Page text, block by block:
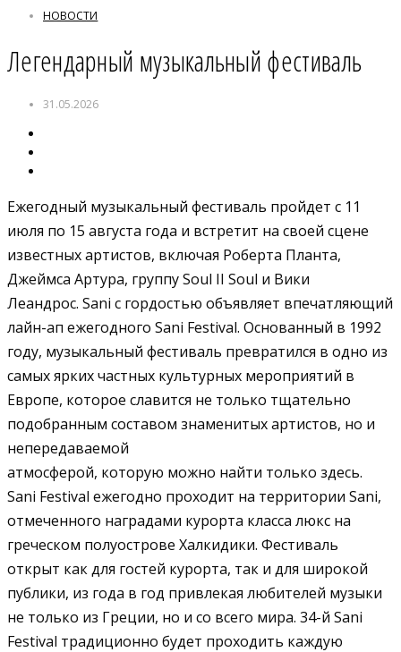
НОВОСТИ
Легендарный музыкальный фестиваль
31.05.2026
Ежегодный музыкальный фестиваль пройдет с 11
июля по 15 августа года и встретит на своей сцене
известных артистов, включая Роберта Планта,
Джеймса Артура, группу Soul II Soul и Вики
Леандрос. Sani с гордостью объявляет впечатляющий
лайн-ап ежегодного Sani Festival. Основанный в 1992
году, музыкальный фестиваль превратился в одно из
самых ярких частных культурных мероприятий в
Европе, которое славится не только тщательно
подобранным составом знаменитых артистов, но и
непередаваемой
атмосферой, которую можно найти только здесь.
Sani Festival ежегодно проходит на территории Sani,
отмеченного наградами курорта класса люкс на
греческом полуострове Халкидики. Фестиваль
открыт как для гостей курорта, так и для широкой
публики, из года в год привлекая любителей музыки
не только из Греции, но и со всего мира. 34-й Sani
Festival традиционно будет проходить каждую